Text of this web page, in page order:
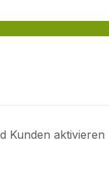
Kunden aktivieren